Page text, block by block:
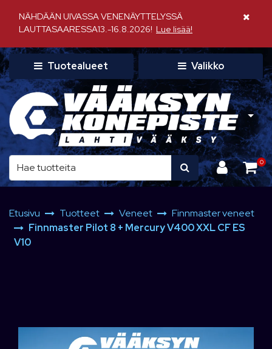
NÄHDÄÄN UIVASSA VENENÄYTTELYSSÄ
LAUTTASAARESSA13.-16.8.2026! Lue lisää!
Sulje
Tuotealueet Valikko
0
Etusivu Tuotteet Veneet
Finnmaster veneet
Finnmaster Pilot 8 + Mercury V400 XXL CF ES
V10